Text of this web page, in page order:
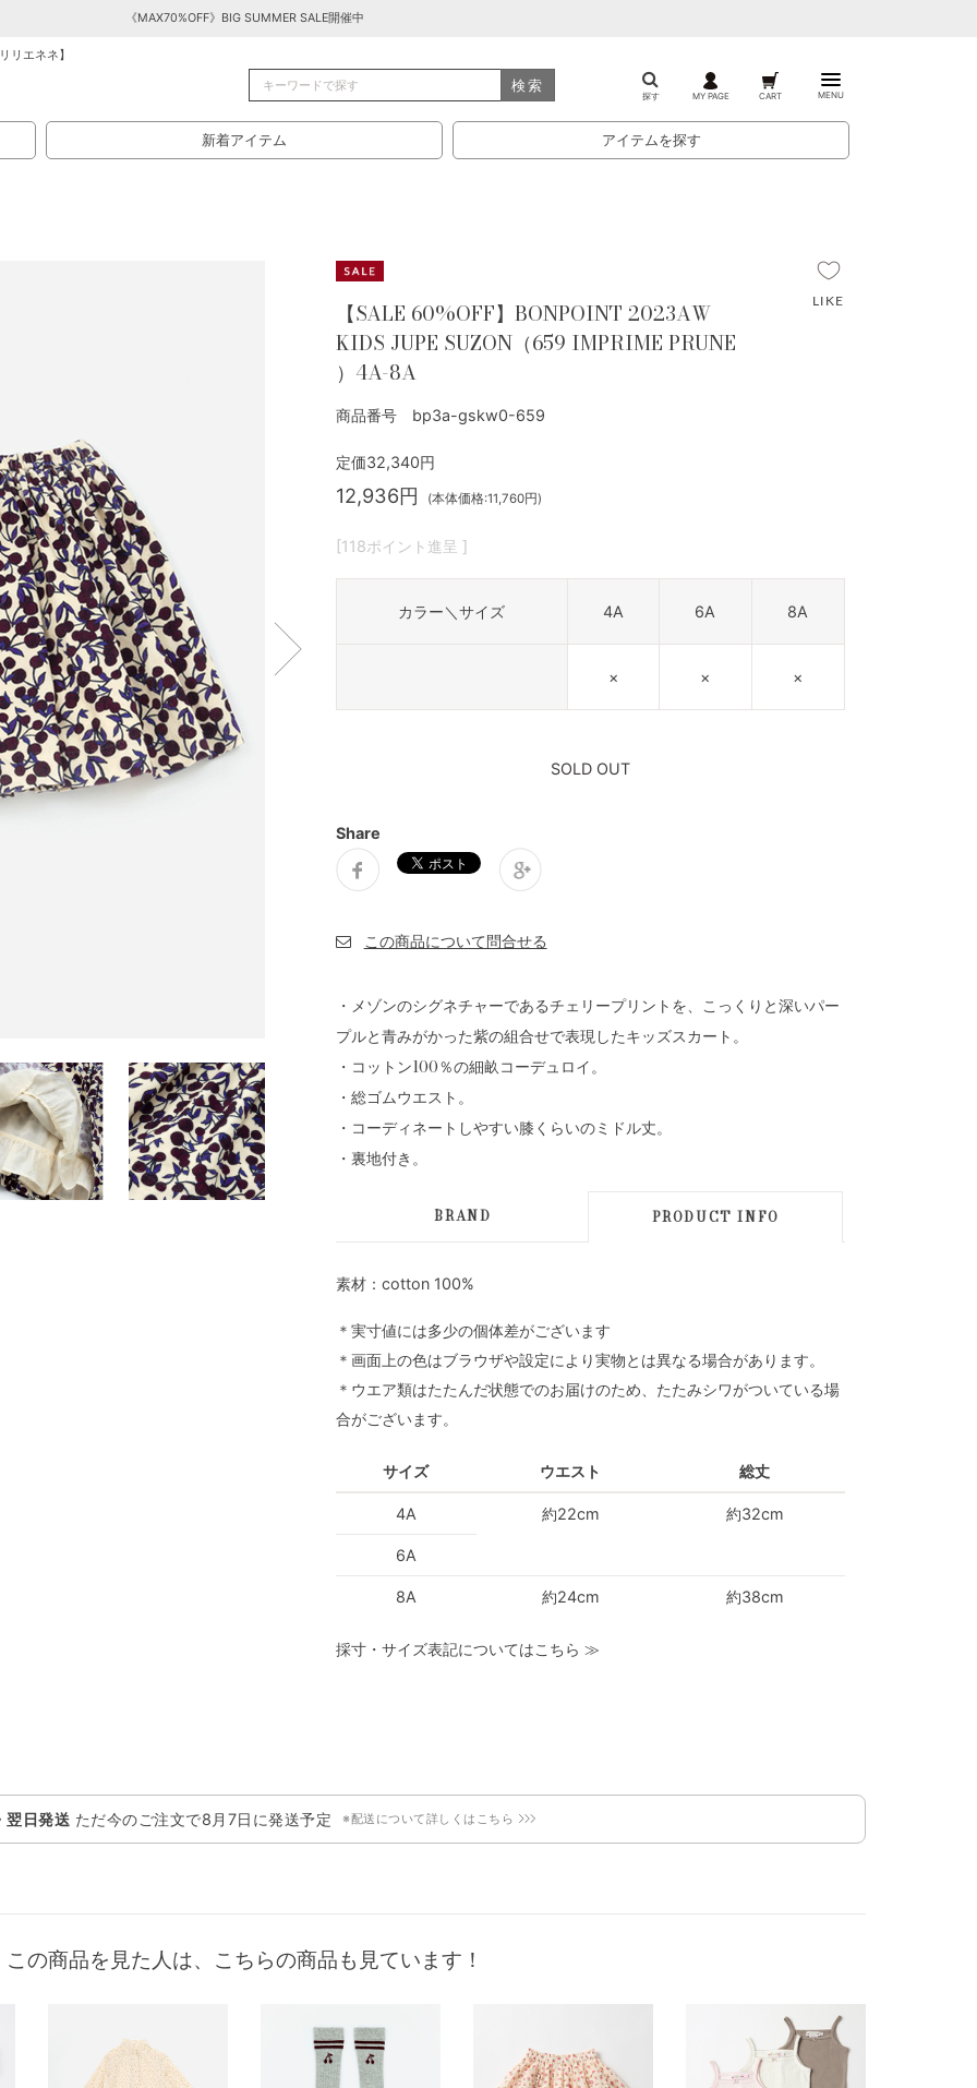
《MAX70%OFF》BIG SUMMER SALE開催中
リエネネ】
検索
探す MY PAGE CART MENU
新着アイテム アイテムを探す
【SALE 60%OFF】BONPOINT 2023AW
KIDS JUPE SUZON（659 IMPRIME PRUNE
）4A-8A
商品番号 bp3a-gskw0-659
定価32,340円
12,936円 (本体価格:11,760円)
[118ポイント進呈 ]
カラー＼サイズ 4A 6A 8A
× × ×
SOLD OUT
Share
・メゾンのシグネチャーであるチェリープリントを、こっくりと深いパー
プルと青みがかった紫の組合せで表現したキッズスカート。
・コットン100％の細畝コーデュロイ。
・総ゴムウエスト。
・コーディネートしやすい膝くらいのミドル丈。
・裏地付き。
BRAND PRODUCT INFO
素材：cotton 100%
＊実寸値には多少の個体差がございます
＊画面上の色はブラウザや設定により実物とは異なる場合があります。
＊ウエア類はたたんだ状態でのお届けのため、たたみシワがついている場
合がございます。
サイズ ウエスト 総丈
4A 約22cm 約32cm
6A
8A 約24cm 約38cm
採寸・サイズ表記についてはこちら ≫
翌日発送 ただ今のご注文で8月7日 に発送予定 ※配送について詳しくはこちら
この商品を見た人は、こちらの商品も見ています！